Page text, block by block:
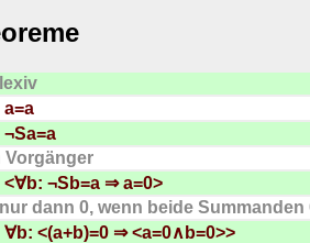
Vorgänger
<∀b: ¬Sb=a ⇒ a=0>
dann 0, wenn beide Summanden
<(a+b)=0 ⇒ <a=0∧b=0>>